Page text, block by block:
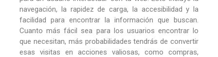
navegación, la rapidez de carga, la accesibilidad y la
facilidad para encontrar la información que buscan.
Cuanto más fácil sea para los usuarios encontrar lo
que necesitan, más probabilidades tendrás de convertir
esas visitas en acciones valiosas, como compras,